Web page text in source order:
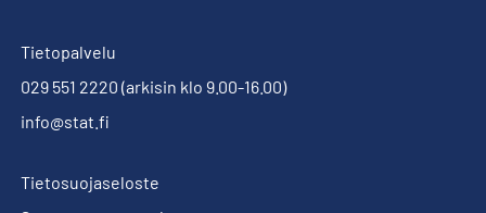
Tietopalvelu
029 551 2220 (arkisin klo 9.00-16.00)
info@stat.fi
Tietosuojaseloste